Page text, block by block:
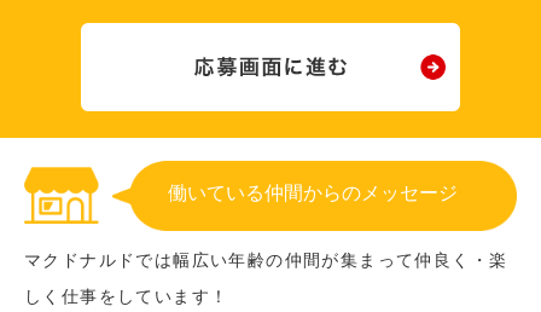
働いている仲間からのメッセージ
マクドナルドでは幅広い年齢の仲間が集まって仲良く・楽
しく仕事をしています！